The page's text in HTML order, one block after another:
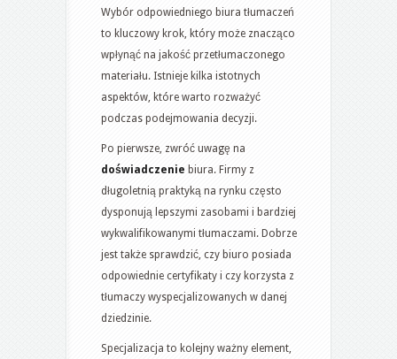
Wybór odpowiedniego biura tłumaczeń
to kluczowy krok, który może znacząco
wpłynąć na jakość przetłumaczonego
materiału. Istnieje kilka istotnych
aspektów, które warto rozważyć
podczas podejmowania decyzji.
Po pierwsze, zwróć uwagę na
doświadczenie biura. Firmy z
długoletnią praktyką na rynku często
dysponują lepszymi zasobami i bardziej
wykwalifikowanymi tłumaczami. Dobrze
jest także sprawdzić, czy biuro posiada
odpowiednie certyfikaty i czy korzysta z
tłumaczy wyspecjalizowanych w danej
dziedzinie.
Specjalizacja to kolejny ważny element,